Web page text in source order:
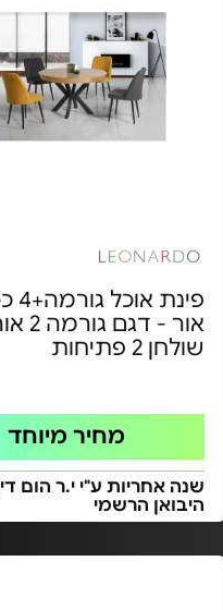
אור - דגם
שולחן 2 פתיחות
מחיר מיוחד
שנה אחריות ע"י י.ר הום
היבואן הרשמי